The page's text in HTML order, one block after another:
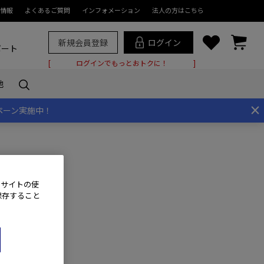
報 よくあるご質問 インフォメーション 法人の方はこちら
ト 新規会員登録 ログイン
ログインでもっとおトクに！
×
ン実施中！
イトの使
すること